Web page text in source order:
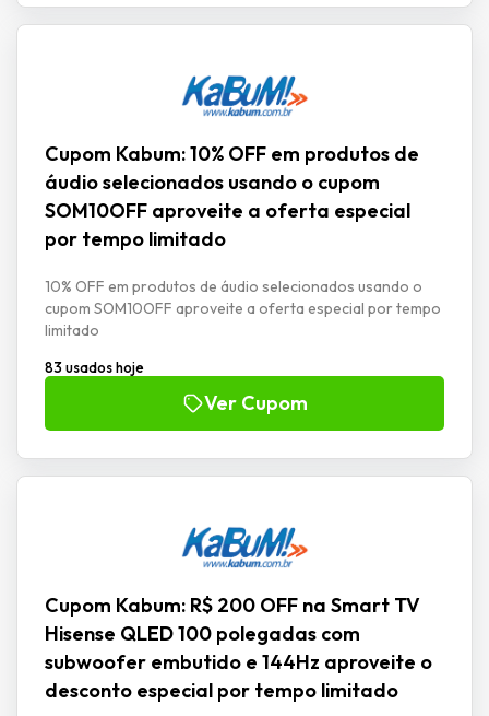
Cupom Kabum: 10% OFF em produtos de
áudio selecionados usando o cupom
SOM10OFF aproveite a oferta especial
por tempo limitado
10% OFF em produtos de áudio selecionados usando o
cupom SOM10OFF aproveite a oferta especial por tempo
limitado
83 usados hoje
Ver Cupom
Cupom Kabum: R$ 200 OFF na Smart TV
Hisense QLED 100 polegadas com
subwoofer embutido e 144Hz aproveite o
desconto especial por tempo limitado